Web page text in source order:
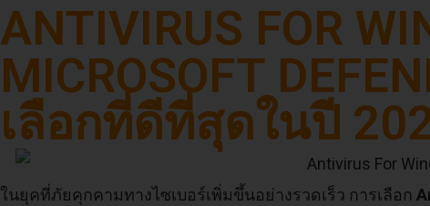
ANTIVIRUS FOR
MICROSOFT
เลือกที่ดีที่สุดในปี
ในยุคที่ภัยคุกคามทางไซเบอร์เพิ่มขึ้นอย่างรวดเร็ว การเลือก